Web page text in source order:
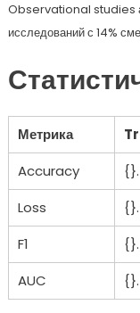
Observational studies
исследований с 14%
Метрика
Accuracy
Loss
F1
AUC